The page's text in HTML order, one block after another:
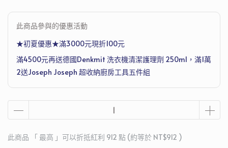
此商品參與的優惠活動
★初夏優惠★滿3000元現折100元
滿4500元再送德國Denkmit 洗衣機清潔護理劑 250ml，滿1萬
2送Joseph Joseph 超收納廚房工具五件組
此商品 「 最高 」可以折抵紅利 912 點 (約等於 NT$912 )